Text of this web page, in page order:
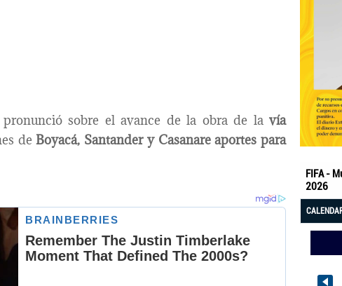
pronunció sobre el avance de la obra de la vía
de Boyacá, Santander y Casanare aportes para